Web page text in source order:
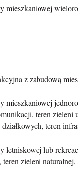
mieszkaniowej
z zabudową
mieszkaniowej
teren zieleni
teren
letniskowej lub
zieleni naturalnej,